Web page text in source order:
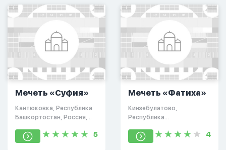
Мечеть «Суфия»
Кантюковка, Республика
Башкортостан, Россия,
5
Мечеть «Фатиха»
Кинзебулатово,
Республика
453223
4